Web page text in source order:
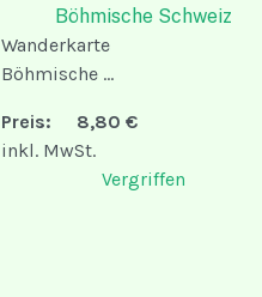
Böhmische Schweiz
Wanderkarte
Böhmische ...
Preis:
8,80 €
inkl. MwSt.
Vergriffen